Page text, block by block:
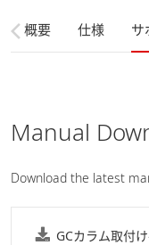
概要 仕様 サ
Manual
Download the latest
GCカラム取付